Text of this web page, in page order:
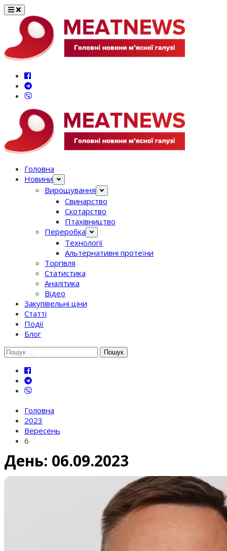
Перейти
вмісту
Головна
Новини
Вирощування
Свинарство
Скотарство
Птахівництво
Переробка
Технології
Альтернативні протеїни
Торгівля
Статистика
Аналітика
Відео
Закупівельні ціни
Статті
Події
Блог
Шукати:
Головна
2023
Вересень
6
День: 06.09.2023